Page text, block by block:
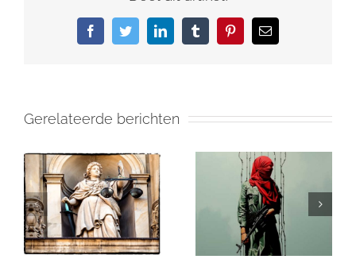
FacebookTwitterLinkedInTumblrPinterest
E-
mail
Gerelateerde berichten
Israël en de
(valse)
beschuldigingen
van genocide:
een nuchtere
Gaza: Wat Je
Echt over de
Oorlog tegen
Hamas moet